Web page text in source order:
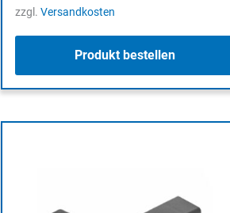
zzgl. Versandkosten
Produkt bestellen